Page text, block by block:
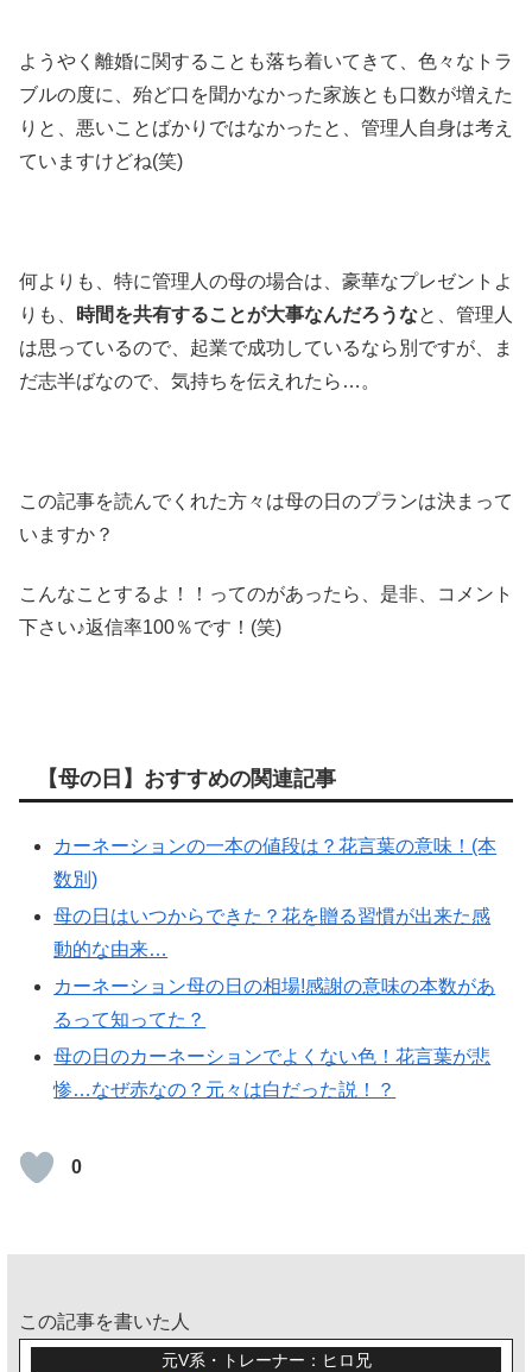
ようやく離婚に関することも落ち着いてきて、色々なトラ
ブルの度に、殆ど口を聞かなかった家族とも口数が増えた
りと、悪いことばかりではなかったと、管理人自身は考え
ていますけどね(笑)
何よりも、特に管理人の母の場合は、豪華なプレゼントよ
りも、
時間を共有することが大事なんだろうなと、管理人
は思っているので、起業で成功しているなら別ですが、ま
だ志半ばなので、気持ちを伝えれたら…。
この記事を読んでくれた方々は母の日のプランは決まって
いますか？
こんなことするよ！！ってのがあったら、是非、コメント
下さい♪返信率100％です！(笑)
【母の日】おすすめの関連記事
カーネーションの一本の値段は？花言葉の意味！(本
数別)
母の日はいつからできた？花を贈る習慣が出来た感
動的な由来…
カーネーション母の日の相場!感謝の意味の本数があ
るって知ってた？
母の日のカーネーションでよくない色！花言葉が悲
惨…なぜ赤なの？元々は白だった説！？
0
この記事を書いた人
元V系・トレーナー：ヒロ兄